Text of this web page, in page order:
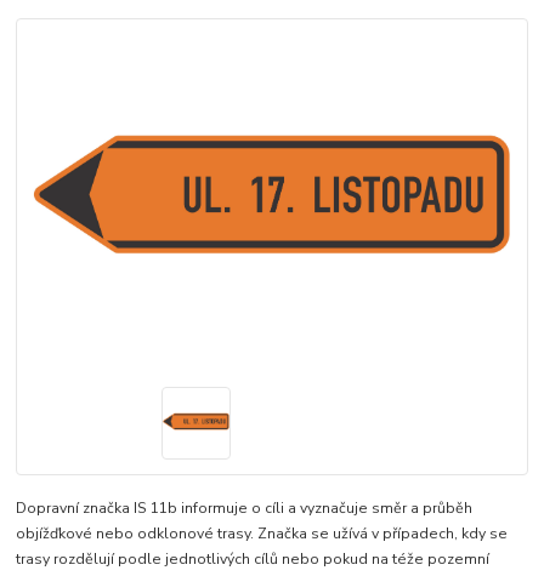
Dopravní značka IS 11b informuje o cíli a vyznačuje směr a průběh
objížďkové nebo odklonové trasy. Značka se užívá v případech, kdy se
trasy rozdělují podle jednotlivých cílů nebo pokud na téže pozemní